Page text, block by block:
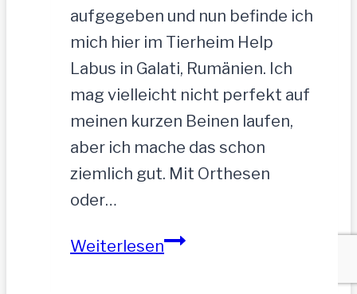
aufgegeben und nun befinde ich
mich hier im Tierheim Help
Labus in Galati, Rumänien. Ich
mag vielleicht nicht perfekt auf
meinen kurzen Beinen laufen,
aber ich mache das schon
ziemlich gut. Mit Orthesen
oder…
WeiterlesenSandu